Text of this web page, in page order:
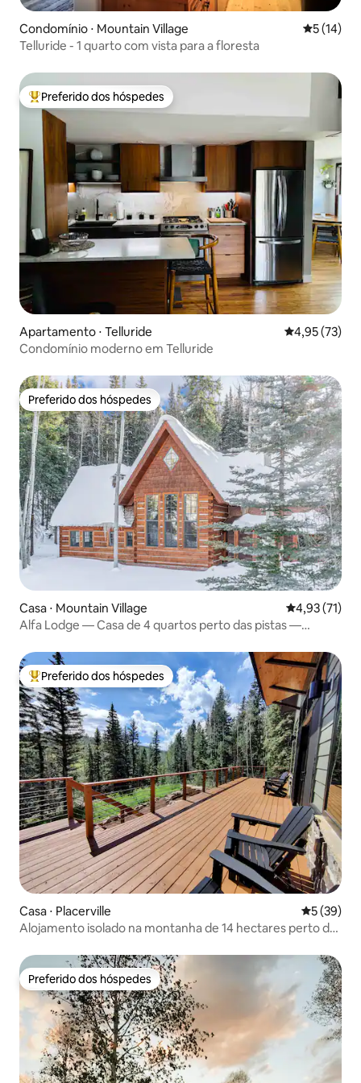
Condomínio ⋅ Mountain Village 5 de uma
5 (14)
Telluride - 1 quarto com vista para a floresta
Entre os melhores preferidos dos hóspedes
Preferido dos hóspedes
Apartamento ⋅ Telluride 4,95 de uma
4,95 (73)
Condomínio moderno em Telluride
Preferido dos hóspedes
Preferido dos hóspedes
Casa ⋅ Mountain Village 4,93 de uma
4,93 (71)
Alfa Lodge — Casa de 4 quartos perto das pistas —
Entre os melhores preferidos dos hóspedes
Preferido dos hóspedes
Casa ⋅ Placerville 5 de uma
5 (39)
Alojamento isolado na montanha de 14 hectares perto de
Preferido dos hóspedes
Preferido dos hóspedes